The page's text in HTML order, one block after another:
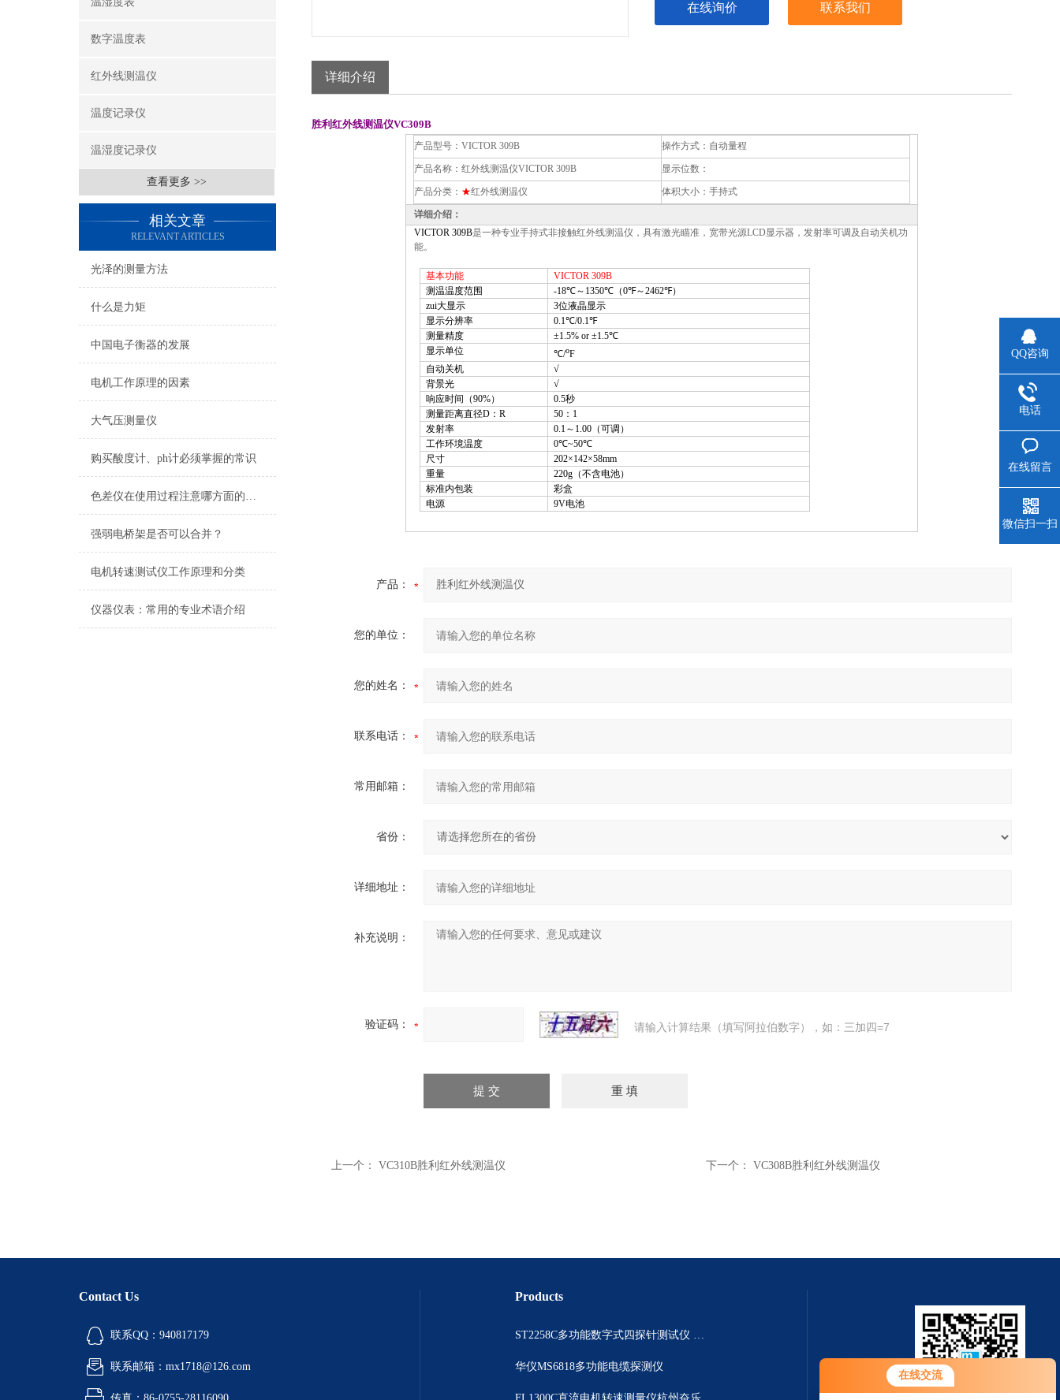
在线交流
数字温度表
红外线测温仪
温度记录仪
温湿度记录仪
查看更多 >>
相关文章
RELEVANT ARTICLES
光泽的测量方法
什么是力矩
中国电子衡器的发展
电机工作原理的因素
大气压测量仪
购买酸度计、ph计必须掌握的常识
色差仪在使用过程注意哪方面的事项
强弱电桥架是否可以合并？
电机转速测试仪工作原理和分类
仪器仪表：常用的专业术语介绍
在线询价 联系我们
详细介绍
胜利红外线测温仪VC309B
产品型号： VICTOR 309B 操作方式： 自动量程
产品名称： 红外线测温仪VICTOR 309B 显示位数：
产品分类： ★红外线测温仪 体积大小： 手持式
详细介绍：
VICTOR 309B是一种专业手持式非接触红外线测温仪，具有激光瞄准，宽带光源LCD显示器，发射率可调及自动关机功
能。
基本功能
VICTOR 309B
测温温度范围
-18℃～1350℃（0℉～2462℉）
zui大显示
3位液晶显示
显示分辨率
0.1℃/0.1℉
测量精度
±1.5% or ±1.5℃
显示单位
℃/oF
自动关机
√
背景光
√
响应时间（90%）
0.5秒
测量距离直径D：R
50 ：1
发射率
0.1～1.00（可调）
工作环境温度
0℃~50℃
尺寸
202×142×58mm
重量
220g （不含电池）
标准内包装
彩盒
电源
9V电池
产品：
您的单位：
您的姓名：
联系电话：
常用邮箱：
省份：
详细地址：
补充说明：
验证码： 请输入计算结果（填写阿拉伯数字），如：三加四=7
上一个： VC310B胜利红外线测温仪 下一个： VC308B胜利红外线测温仪
Contact Us
联系QQ：940817179
联系邮箱：mx1718@126.com
Products
ST2258C多功能数字式四探针测试仪 电阻表
华仪MS6818多功能电缆探测仪
QQ咨询
电话
在线留言
微信扫一扫